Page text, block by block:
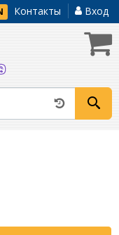
Контакты Вход